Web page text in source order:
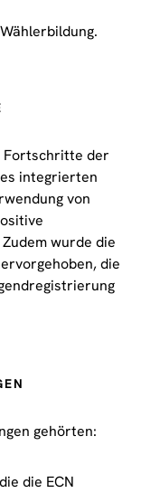
Fortschritte der
integrierten
von
wurde die
die
gehörten:
die ECN